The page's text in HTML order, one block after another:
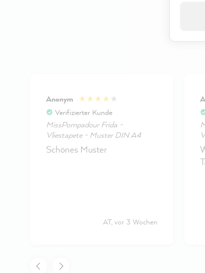
Anonym
Verifizierter Kunde
MissPompadour Frida -
Vliestapete - Muster DIN A4
Schönes Muster
AT, vor 3 Wochen